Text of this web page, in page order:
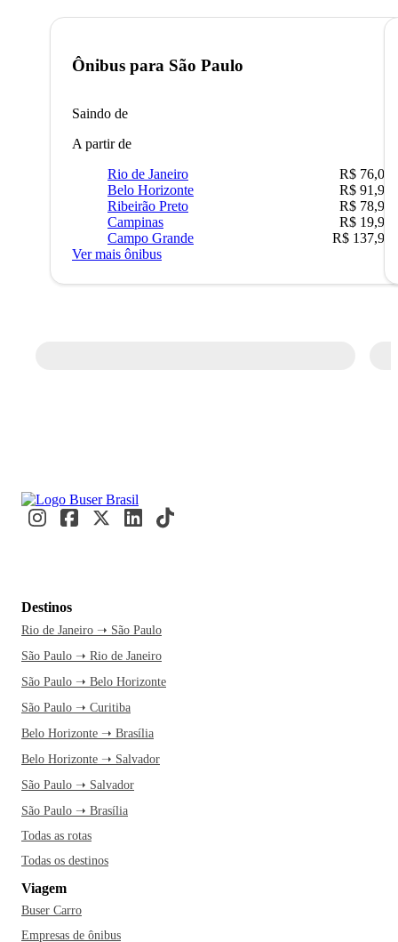
Ônibus para São Paulo
Saindo de
A partir de
Rio de Janeiro
R$ 76,09
Belo Horizonte
R$ 91,90
Ribeirão Preto
R$ 78,90
Campinas
R$ 19,90
Campo Grande
R$ 137,90
Ver mais ônibus
Destinos
Rio de Janeiro ➝ São Paulo
São Paulo ➝ Rio de Janeiro
São Paulo ➝ Belo Horizonte
São Paulo ➝ Curitiba
Belo Horizonte ➝ Brasília
Belo Horizonte ➝ Salvador
São Paulo ➝ Salvador
São Paulo ➝ Brasília
Todas as rotas
Todas os destinos
Viagem
Buser Carro
Empresas de ônibus